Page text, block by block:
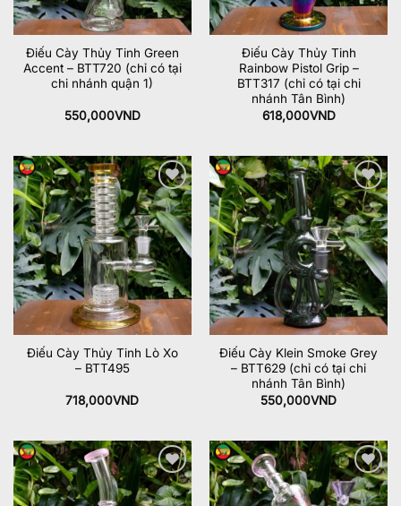
Điếu Cày Thủy Tinh Green
Accent – BTT720 (chỉ có tại
chi nhánh quận 1)
550,000VND
Điếu Cày Thủy Tinh
Rainbow Pistol Grip –
BTT317 (chỉ có tại chi
nhánh Tân Bình)
618,000VND
Add to
wishlist
Điếu Cày Thủy Tinh Lò Xo
– BTT495
718,000VND
Add to
wishlist
Điếu Cày Klein Smoke Grey
– BTT629 (chỉ có tại chi
nhánh Tân Bình)
550,000VND
Add to
wishlist
Add to
wishlist